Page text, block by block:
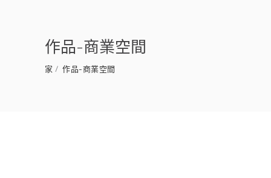
作品-商業空間
家 作品-商業空間